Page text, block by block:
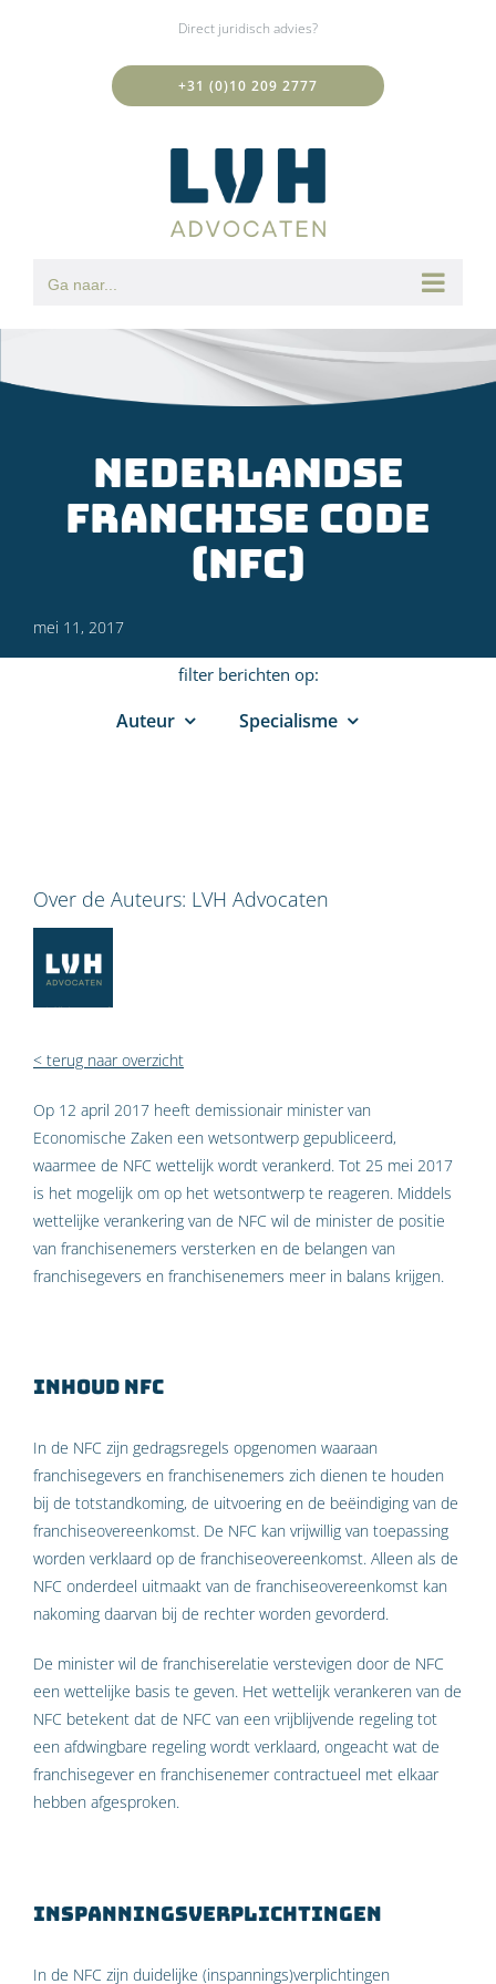
Direct juridisch advies?
+31 (0)10 209 2777
Ga naar...
Nederlandse
Franchise Code
(NFC)
mei 11, 2017
filter berichten op:
Auteur Specialisme
Over de Auteurs: LVH Advocaten
< terug naar overzicht
Op 12 april 2017 heeft demissionair minister van
Economische Zaken een wetsontwerp gepubliceerd,
waarmee de NFC wettelijk wordt verankerd. Tot 25 mei 2017
is het mogelijk om op het wetsontwerp te reageren. Middels
wettelijke verankering van de NFC wil de minister de positie
van franchisenemers versterken en de belangen van
franchisegevers en franchisenemers meer in balans krijgen.
Inhoud NFC
In de NFC zijn gedragsregels opgenomen waaraan
franchisegevers en franchisenemers zich dienen te houden
bij de totstandkoming, de uitvoering en de beëindiging van de
franchiseovereenkomst. De NFC kan vrijwillig van toepassing
worden verklaard op de franchiseovereenkomst. Alleen als de
NFC onderdeel uitmaakt van de franchiseovereenkomst kan
nakoming daarvan bij de rechter worden gevorderd.
De minister wil de franchiserelatie verstevigen door de NFC
een wettelijke basis te geven. Het wettelijk verankeren van de
NFC betekent dat de NFC van een vrijblijvende regeling tot
een afdwingbare regeling wordt verklaard, ongeacht wat de
franchisegever en franchisenemer contractueel met elkaar
hebben afgesproken.
Inspanningsverplichtingen
In de NFC zijn duidelijke (inspannings)verplichtingen